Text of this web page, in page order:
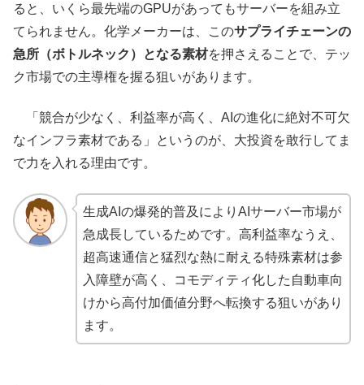
ると、いくら最先端のGPUがあってもサーバーを組み立
てられません。化学メーカーは、このサプライチェーンの
急所（ボトルネック）となる素材を押さえることで、テッ
ク市場での主導権を握る狙いがあります。
「競合が少なく、利益率が高く、AIの進化に絶対不可欠
なインフラ素材である」というのが、大投資を敢行してま
で力を入れる理由です。
生成AIの爆発的普及によりAIサーバー市場が
急成長しているためです。高利益率なうえ、
超高速通信と猛烈な熱に耐える特殊素材は参
入障壁が高く、コモディティ化した自動車向
けから高付加価値分野へ転換する狙いがあり
ます。